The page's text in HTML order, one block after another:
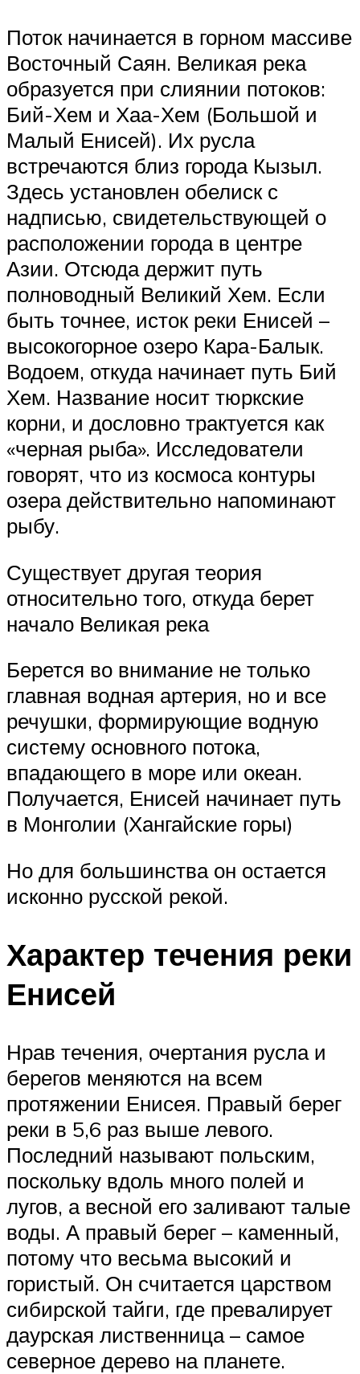
Поток начинается в горном массиве
Восточный Саян. Великая река
образуется при слиянии потоков:
Бий-Хем и Хаа-Хем (Большой и
Малый Енисей). Их русла
встречаются близ города Кызыл.
Здесь установлен обелиск с
надписью, свидетельствующей о
расположении города в центре
Азии. Отсюда держит путь
полноводный Великий Хем. Если
быть точнее, исток реки Енисей –
высокогорное озеро Кара-Балык.
Водоем, откуда начинает путь Бий
Хем. Название носит тюркские
корни, и дословно трактуется как
«черная рыба». Исследователи
говорят, что из космоса контуры
озера действительно напоминают
рыбу.
Существует другая теория
относительно того, откуда берет
начало Великая река
Берется во внимание не только
главная водная артерия, но и все
речушки, формирующие водную
систему основного потока,
впадающего в море или океан.
Получается, Енисей начинает путь
в Монголии (Хангайские горы)
Но для большинства он остается
исконно русской рекой.
Характер течения реки
Енисей
Нрав течения, очертания русла и
берегов меняются на всем
протяжении Енисея. Правый берег
реки в 5,6 раз выше левого.
Последний называют польским,
поскольку вдоль много полей и
лугов, а весной его заливают талые
воды. А правый берег – каменный,
потому что весьма высокий и
гористый. Он считается царством
сибирской тайги, где превалирует
даурская лиственница – самое
северное дерево на планете.